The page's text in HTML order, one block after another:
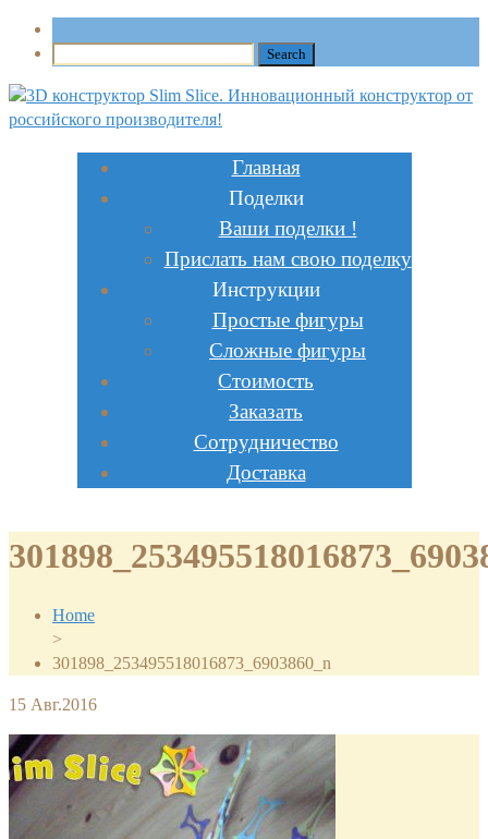
Главная
Поделки
Ваши поделки !
Прислать нам свою поделку
Инструкции
Простые фигуры
Сложные фигуры
Стоимость
Заказать
Сотрудничество
Доставка
Home
>
301898_253495518016873_6903860_n
15 Авг.2016